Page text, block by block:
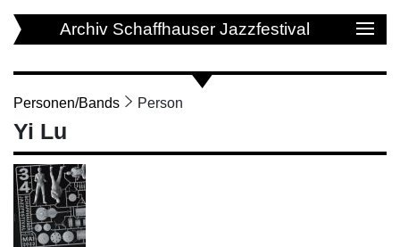
Archiv Schaffhauser Jazzfestival
Personen/Bands Person
Yi Lu